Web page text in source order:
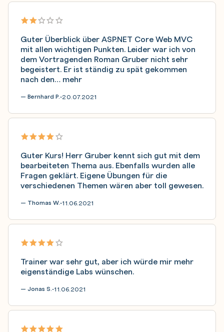
Guter Überblick über ASP.NET Core Web MVC
mit allen wichtigen Punkten. Leider war ich von
dem Vortragenden Roman Gruber nicht sehr
begeistert. Er ist ständig zu spät gekommen
nach den… mehr
— Bernhard P.•20.07.2021
Guter Kurs! Herr Gruber kennt sich gut mit dem
bearbeiteten Thema aus. Ebenfalls wurden alle
Fragen geklärt. Eigene Übungen für die
verschiedenen Themen wären aber toll gewesen.
— Thomas W.•11.06.2021
Trainer war sehr gut, aber ich würde mir mehr
eigenständige Labs wünschen.
— Jonas S.•11.06.2021